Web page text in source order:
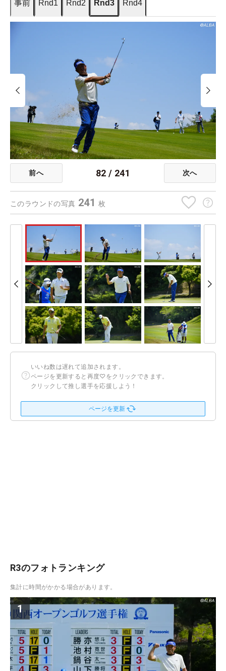
事前 Rnd1 Rnd2 Rnd3 Rnd4
前へ 82 / 241 次へ
このラウンドの写真 241 枚
いいね数は遅れて追加されます。
ページを更新すると再度♡をクリックできます。
クリックして推し選手を応援しよう！
ページを更新
R3のフォトランキング
集計に時間がかかる場合があります。
1